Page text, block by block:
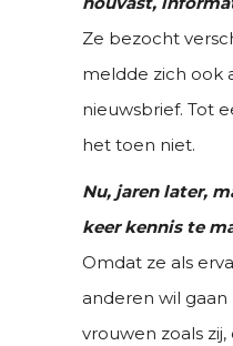
Ze bezocht
meldde zich ook
nieuwsbrief. Tot
het toen niet.
Nu, jaren later,
keer kennis te
Omdat ze als
anderen wil
vrouwen zoals